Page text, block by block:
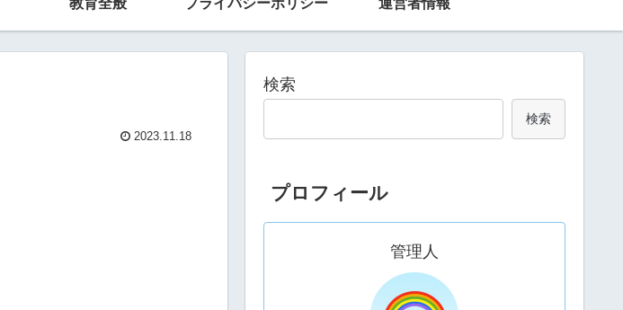
2023.11.18
検索
検索
プロフィール
管理人